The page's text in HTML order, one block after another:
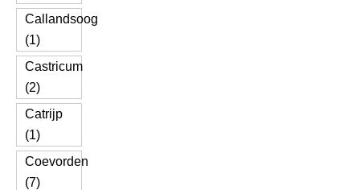
Callandsoog
(1)
Castricum
(2)
Catrijp
(1)
Coevorden
(7)